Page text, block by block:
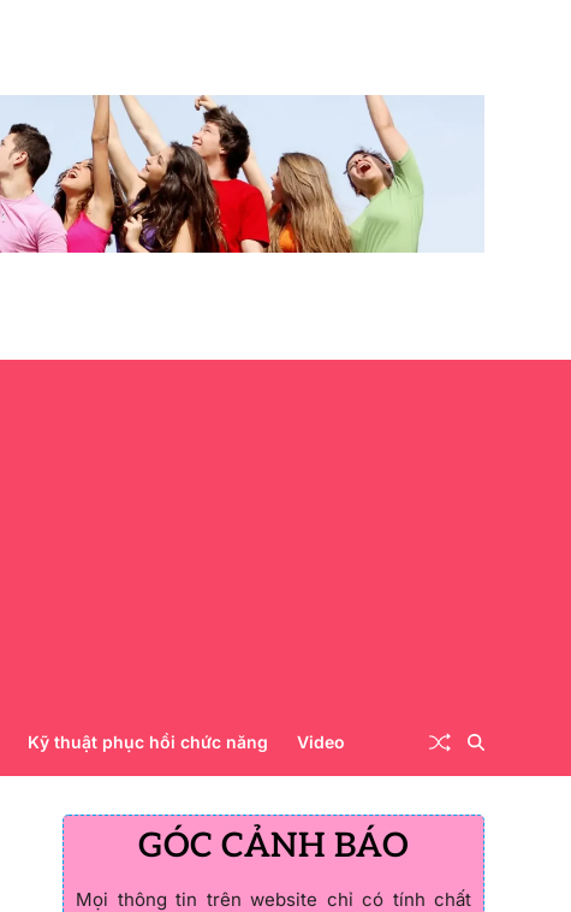
Kỹ thuật phục hồi chức năng Video
GÓC CẢNH BÁO
Mọi thông tin trên website chỉ có tính chất